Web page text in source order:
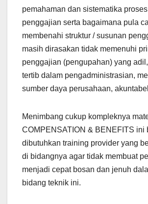
pemahaman dan sistematika
penggajian serta bagaimana pula
membenahi struktur / susunan
masih dirasakan tidak memenuhi
penggajian (pengupahan) yang
tertib dalam pengadministrasian,
sumber daya perusahaan,
Menimbang cukup kompleknya
COMPENSATION & BENEFITS ini
dibutuhkan training provider yang
di bidangnya agar tidak membuat
menjadi cepat bosan dan jenuh
bidang teknik ini.